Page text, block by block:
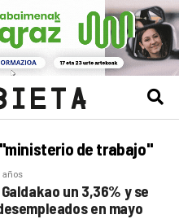
de trabajo"
años
un 3,36% y se
en mayo